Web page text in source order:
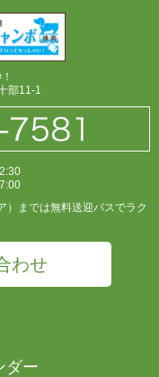
部11-1
）までは無料送迎バスでラク
わせ
ダー